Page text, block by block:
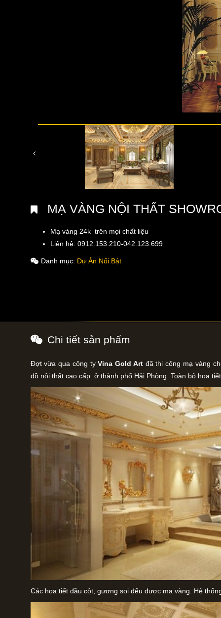
MẠ VÀNG NỘI THẤT
Mạ vàng 24k trên mọi chất liệu
Liên hệ: 0912.153.210-042.123.699
Danh mục: Dự Án Nổi Bật
Chi tiết sản phẩm
Đợt vừa qua công tyVina Gold Art đã thi công mạ vàng
đồ nội thất cao cấp ở thành phố Hải Phòng. Toàn bộ họa
Các họa tiết đầu cột, gương soi đểu được mạ vàng. Hệ